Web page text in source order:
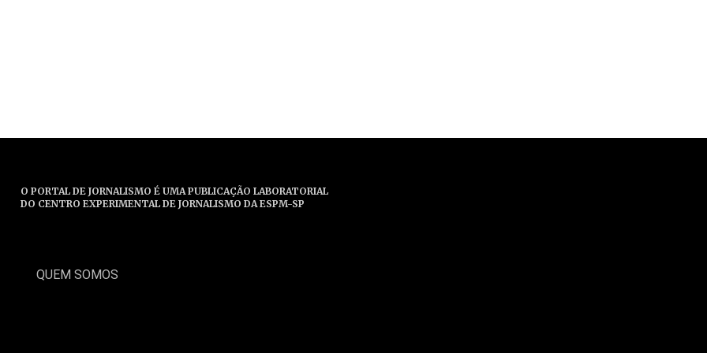
O PORTAL DE JORNALISMO É UMA PUBLICAÇÃO LABORATORIAL
DO CENTRO EXPERIMENTAL DE JORNALISMO DA ESPM-SP
QUEM SOMOS